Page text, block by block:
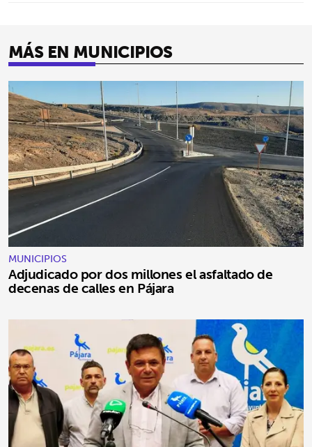
MÁS EN MUNICIPIOS
MUNICIPIOS
Adjudicado por dos millones el asfaltado de
decenas de calles en Pájara